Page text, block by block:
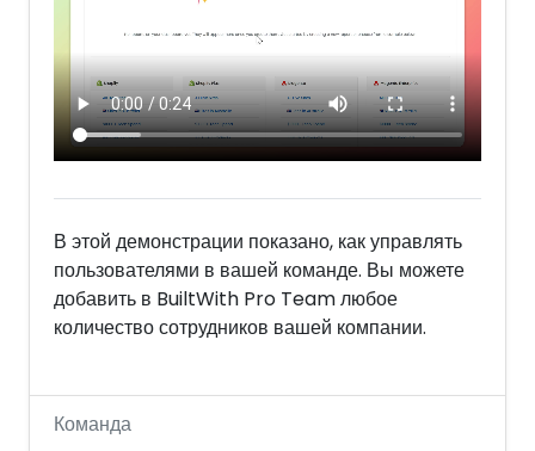
В этой демонстрации показано, как управлять
пользователями в вашей команде. Вы можете
добавить в BuiltWith Pro Team любое
количество сотрудников вашей компании.
Команда